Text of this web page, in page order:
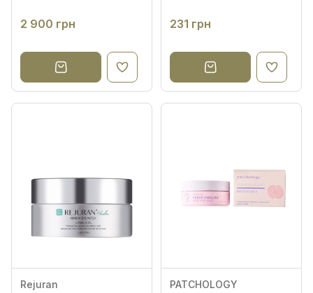
Gel Eye Patches -
Зволожуючі гідрогелеві
навколо очей з
гіалуроновою
кислотою
2 900 грн
Eye Patches -
Розгладжуючі та
патчі
231 грн
Rejuran
PATCHOLOGY